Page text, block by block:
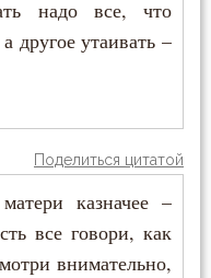
надо все, что
другое утаивать –
Поделиться цитатой
казначее –
все говори, как
внимательно,